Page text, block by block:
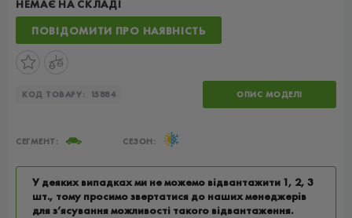
НЕМАЄ НА СКЛАДІ
ПОВІДОМИТИ ПРО НАЯВНІСТЬ
КОД ТОВАРУ: 15884 ОПИС МОДЕЛІ
СЕГМЕНТ: СЕЗОН:
У деяких випадках ми не можемо відвантажити 1, 2, 3
шт., тому просимо звертатися до наших менеджерів
для з’ясування можливості такого відвантаження.